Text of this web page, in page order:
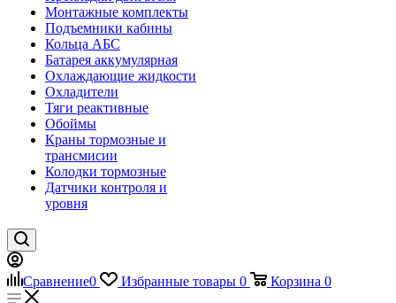
Монтажные комплекты
Подъемники кабины
Кольца АБС
Батарея аккумулярная
Охлаждающие жидкости
Охладители
Тяги реактивные
Обоймы
Краны тормозные и
трансмисии
Колодки тормозные
Датчики контроля и
уровня
Сравнение0 Избранные товары 0 Корзина 0